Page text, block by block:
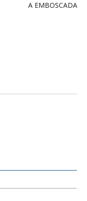
A EMBOSCADA